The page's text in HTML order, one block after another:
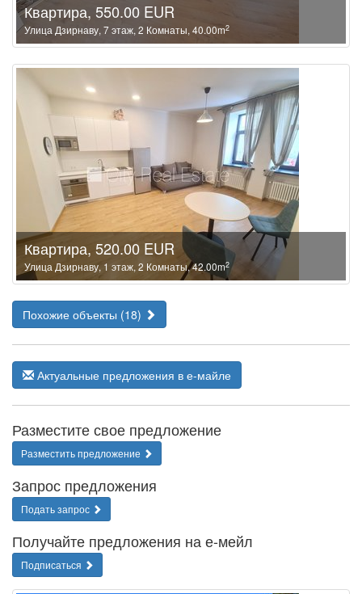
Квартира, 550.00 EUR
Улица Дзирнаву, 7 этаж, 2 Комнаты, 40.00m2
Квартира, 520.00 EUR
Улица Дзирнаву, 1 этаж, 2 Комнаты, 42.00m2
Похожие объекты (18)
Актуальные предложения в е-майле
Разместите свое предложение
Разместить предложение
Запрос предложения
Подать запрос
Получайте предложения на е-мейл
Подписаться